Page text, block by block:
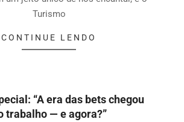
Turismo
CONTINUE LENDO
“A era das bets chegou
trabalho — e agora?”